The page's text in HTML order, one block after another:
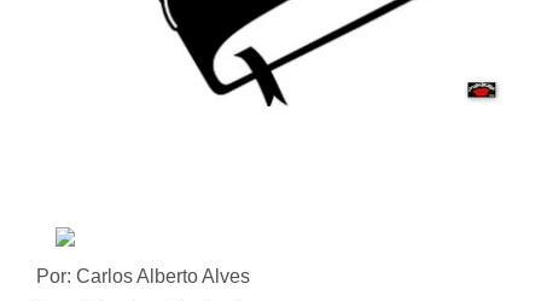
Por: Carlos Alberto Alves